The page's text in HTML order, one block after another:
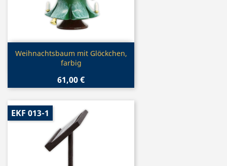
Vorschau
Weihnachtsbaum mit Glöckchen,
farbig
61,00 €
EKF 013-1